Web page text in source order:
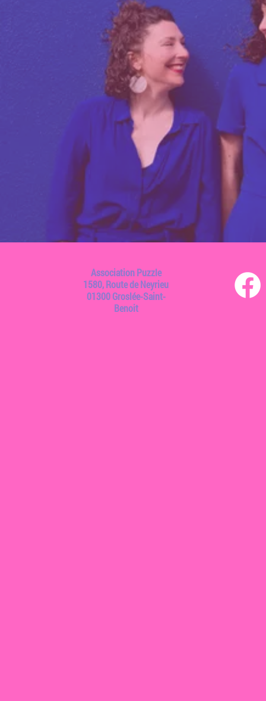
Association Puzzle
1580, Route de Neyrieu
01300 Groslée-Saint-
Benoit​